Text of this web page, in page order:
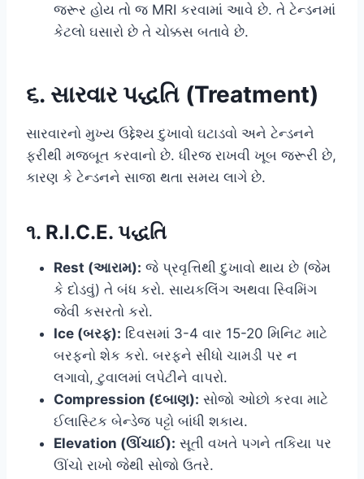
જરૂર હોય તો જ MRI કરવામાં આવે છે. તે ટેન્ડનમાં
કેટલો ઘસારો છે તે ચોક્કસ બતાવે છે.
૬. સારવાર પદ્ધતિ (Treatment)
સારવારનો મુખ્ય ઉદ્દેશ્ય દુખાવો ઘટાડવો અને ટેન્ડનને
ફરીથી મજબૂત કરવાનો છે. ધીરજ રાખવી ખૂબ જરૂરી છે,
કારણ કે ટેન્ડનને સાજા થતા સમય લાગે છે.
૧. R.I.C.E. પદ્ધતિ
Rest (આરામ): જે પ્રવૃત્તિથી દુખાવો થાય છે (જેમ
કે દોડવું) તે બંધ કરો. સાયકલિંગ અથવા સ્વિમિંગ
જેવી કસરતો કરો.
Ice (બરફ): દિવસમાં 3-4 વાર 15-20 મિનિટ માટે
બરફનો શેક કરો. બરફને સીધો ચામડી પર ન
લગાવો, ટુવાલમાં લપેટીને વાપરો.
Compression (દબાણ): સોજો ઓછો કરવા માટે
ઈલાસ્ટિક બેન્ડેજ પટ્ટો બાંધી શકાય.
Elevation (ઊંચાઈ): સૂતી વખતે પગને તકિયા પર
ઊંચો રાખો જેથી સોજો ઉતરે.